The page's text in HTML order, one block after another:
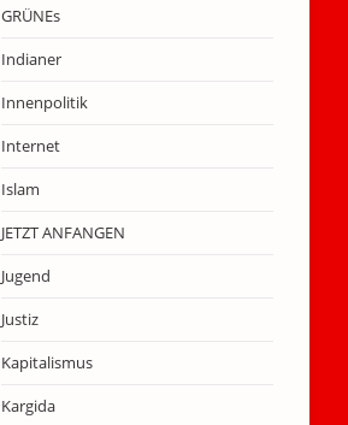
GRÜNEs
Indianer
Innenpolitik
Internet
Islam
JETZT ANFANGEN
Jugend
Justiz
Kapitalismus
Kargida